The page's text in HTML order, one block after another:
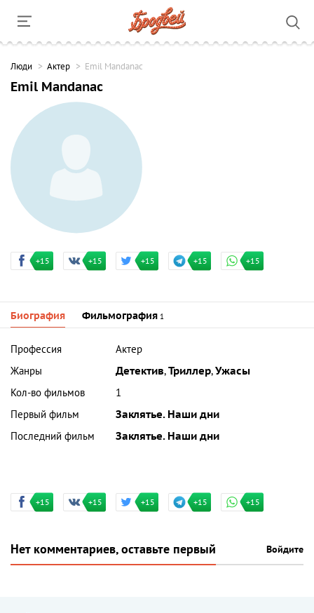
Люди Актер Emil Mandanac
Emil Mandanac
+15 +15 +15 +15 +15
Биография Фильмография 1
Профессия
Актер
Жанры
Детектив,Триллер,Ужасы
Кол-во фильмов
1
Первый фильм
Заклятье. Наши дни
Последний фильм
Заклятье. Наши дни
+15 +15 +15 +15 +15
Нет комментариев, оставьте первый Войдите